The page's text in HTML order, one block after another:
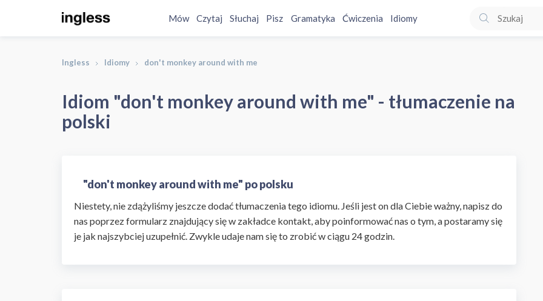
Mów Czytaj Słuchaj Pisz Gramatyka Ćwiczenia Idiomy
Ingless Idiomy don't monkey around with me
Idiom "don't monkey around with me" - tłumaczenie na
polski
"don't monkey around with me" po polsku
Niestety, nie zdążyliśmy jeszcze dodać tłumaczenia tego idiomu. Jeśli jest on dla Ciebie ważny, napisz do
nas poprzez formularz znajdujący się w zakładce kontakt, aby poinformować nas o tym, a postaramy się
je jak najszybciej uzupełnić. Zwykle udaje nam się to zrobić w ciągu 24 godzin.